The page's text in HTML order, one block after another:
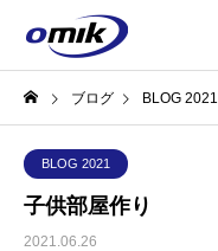
ブログ BLOG 2021
BLOG 2021
子供部屋作り
2021.06.26